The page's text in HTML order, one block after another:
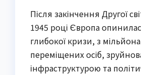
Після закінчення Другої
1945 році Європа
глибокої кризи, з
переміщених осіб,
інфраструктурою та